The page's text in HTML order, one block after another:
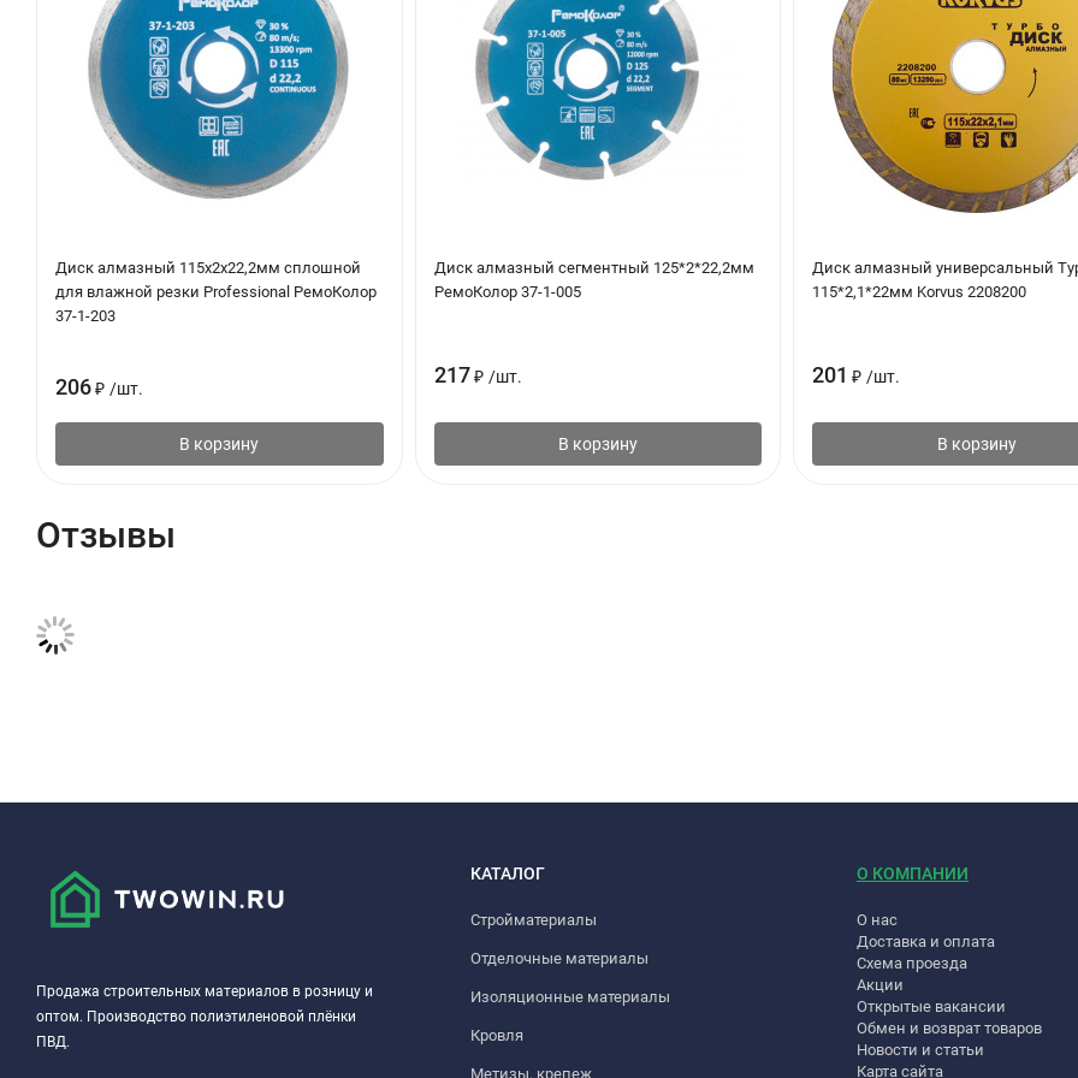
Диск алмазный 115х2х22,2мм сплошной
для влажной резки Professional РемоКолор
37-1-203
206₽ /шт.
В корзину
Диск алмазный сегментный 125*2*22,2мм
РемоКолор 37-1-005
217 ₽ /шт.
В корзину
Диск алмазный универсальный
115*2,1*22мм Korvus 2208200
201 ₽ /шт.
В корзину
Отзывы
Продажа строительных материалов в розницу и
оптом. Производство полиэтиленовой плёнки
ПВД.
КАТАЛОГ
Стройматериалы
Отделочные материалы
Изоляционные материалы
Кровля
Метизы, крепеж
О КОМПАНИИ
О нас
Доставка и оплата
Схема проезда
Акции
Открытые вакансии
Обмен и возврат товаров
Новости и статьи
Карта сайта